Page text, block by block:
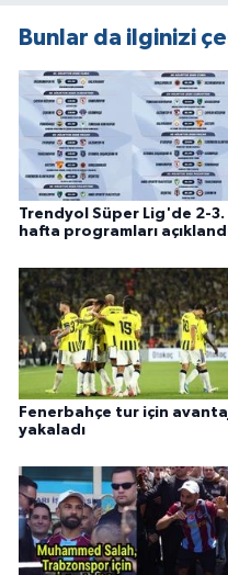
Bunlar da ilginizi
Trendyol Süper Lig'de 2-3.
hafta programları
Fenerbahçe tur için
yakaladı